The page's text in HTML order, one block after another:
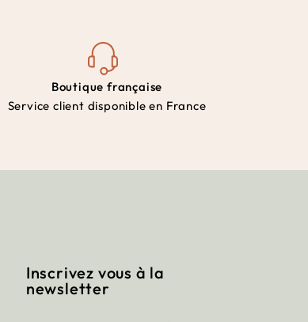
Boutique française
Service client disponible en France
Inscrivez vous à la
newsletter